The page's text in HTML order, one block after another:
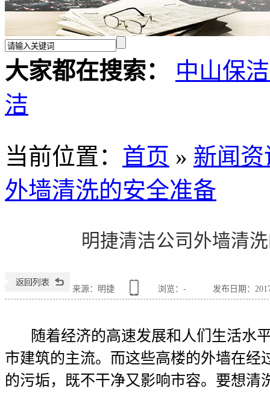
大家都在搜索：
中山保
洁
当前位置 ： 首页 » 新闻资
外墙清洗的安全准备
明捷清洁公司外墙清
来源：明捷 浏览： - 发布日期：
随着经济的高速发展和人们生活水
市建筑的主流。而这些高楼的外墙在经
的污垢，既不干净又影响市容。要想清